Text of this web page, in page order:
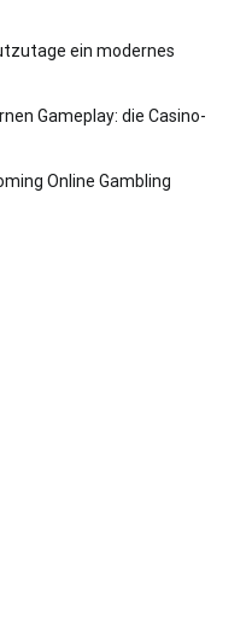
ein modernes
Gameplay: die Casino-
Online Gambling